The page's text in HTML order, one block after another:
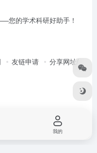
您的学术科研好助手！
友链申请
分享网址/
我的